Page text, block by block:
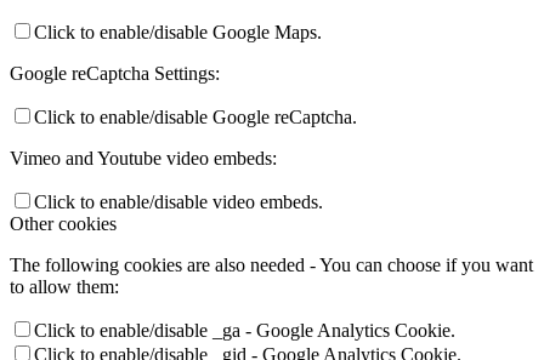
Click to enable/disable Google Maps.
Google reCaptcha Settings:
Click to enable/disable Google reCaptcha.
Vimeo and Youtube video embeds:
Click to enable/disable video embeds.
Other cookies
The following cookies are also needed - You can choose if you want
to allow them:
Click to enable/disable _ga - Google Analytics Cookie.
Click to enable/disable _gid - Google Analytics Cookie.